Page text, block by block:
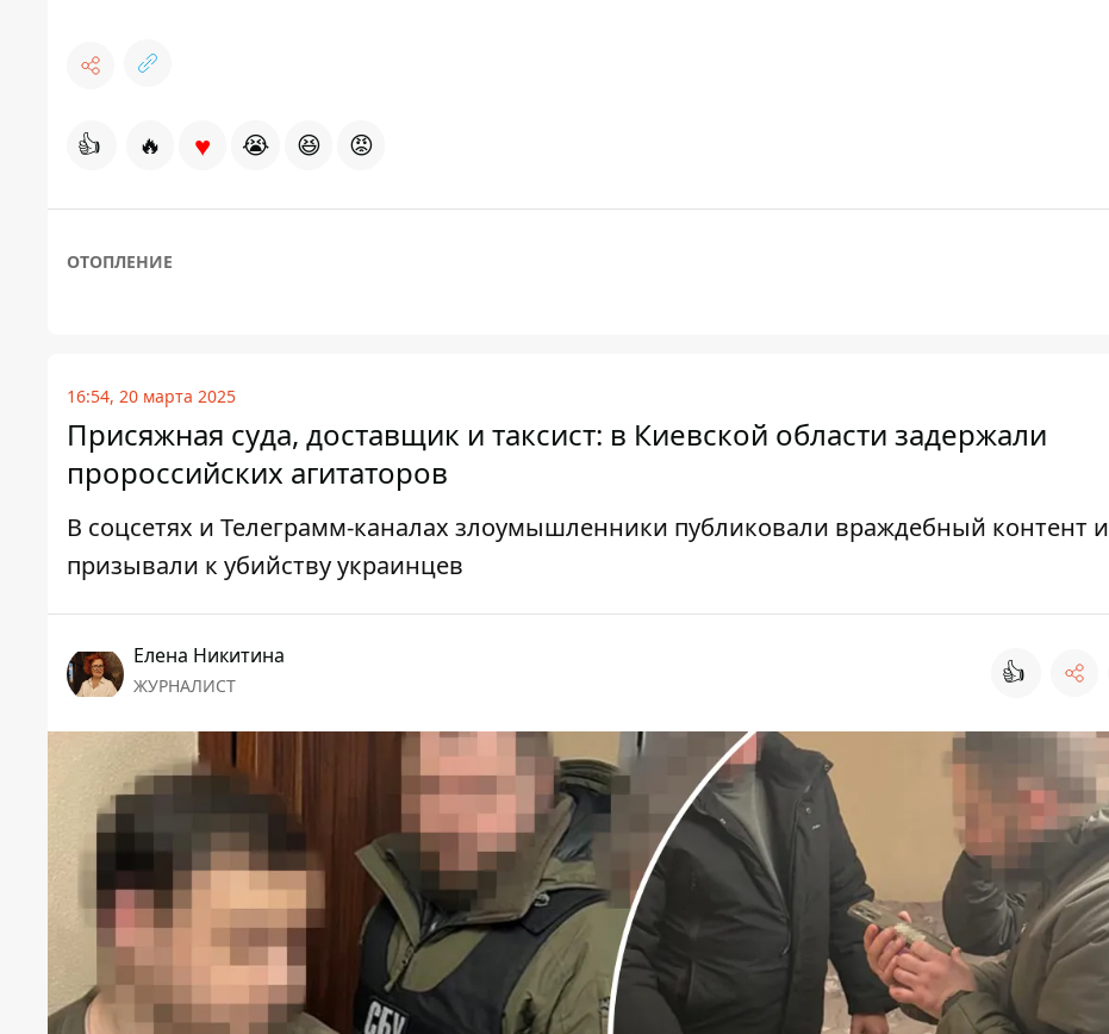
👍 🔥 ♥ 😭 😆 😡
ОТОПЛЕНИЕ
16:54, 20 марта 2025
Присяжная суда, доставщик и таксист: в Киевской области задержали
пророссийских агитаторов
В соцсетях и Телеграмм-каналах злоумышленники публиковали враждебный контент и
призывали к убийству украинцев
Елена Никитина
ЖУРНАЛИСТ 👍